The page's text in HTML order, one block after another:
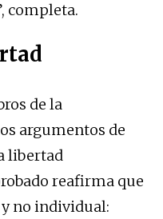
completa.
de la
argumentos de
libertad
reafirma que
no individual: